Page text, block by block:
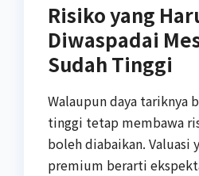
Risiko yang
Diwaspadai
Sudah Tinggi
Walaupun daya tariknya
tinggi tetap membawa
boleh diabaikan. Valuasi
premium berarti